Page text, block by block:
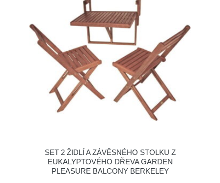
SET 2 ŽIDLÍ A ZÁVĚSNÉHO STOLKU Z
EUKALYPTOVÉHO DŘEVA GARDEN
PLEASURE BALCONY BERKELEY